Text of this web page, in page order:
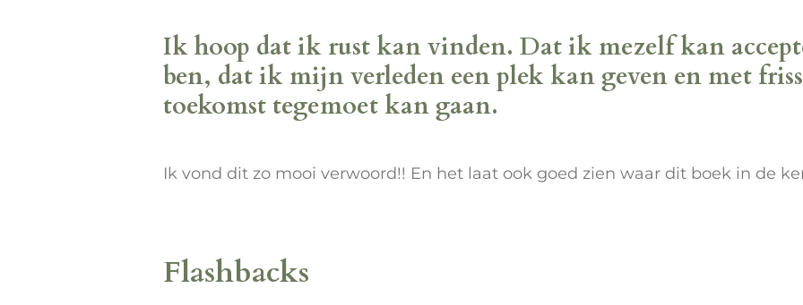
Ik hoop dat ik rust kan vinden. Dat ik mezelf kan
ben, dat ik mijn verleden een plek kan geven en met
toekomst tegemoet kan gaan.
Ik vond dit zo mooi verwoord!! En het laat ook goed zien waar dit boek in de
Flashbacks